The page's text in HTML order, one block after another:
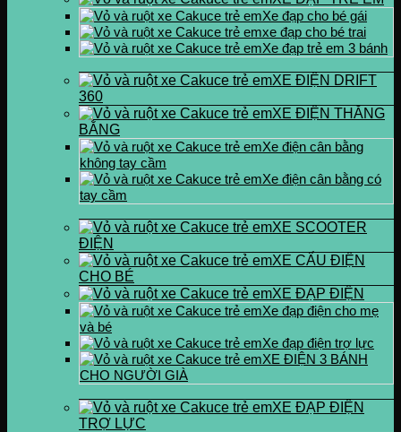
Xe đạp cho bé gái
xe đạp cho bé trai
Xe đạp trẻ em 3 bánh
XE ĐIỆN DRIFT
360
XE ĐIỆN THĂNG
BẰNG
Xe điện cân bằng
không tay cầm
Xe điện cân bằng có
tay cầm
XE SCOOTER
ĐIỆN
XE CẨU ĐIỆN
CHO BÉ
XE ĐẠP ĐIỆN
Xe đạp điện cho mẹ
và bé
Xe đạp điện trợ lực
XE ĐIỆN 3 BÁNH
CHO NGƯỜI GIÀ
XE ĐẠP ĐIỆN
TRỢ LỰC